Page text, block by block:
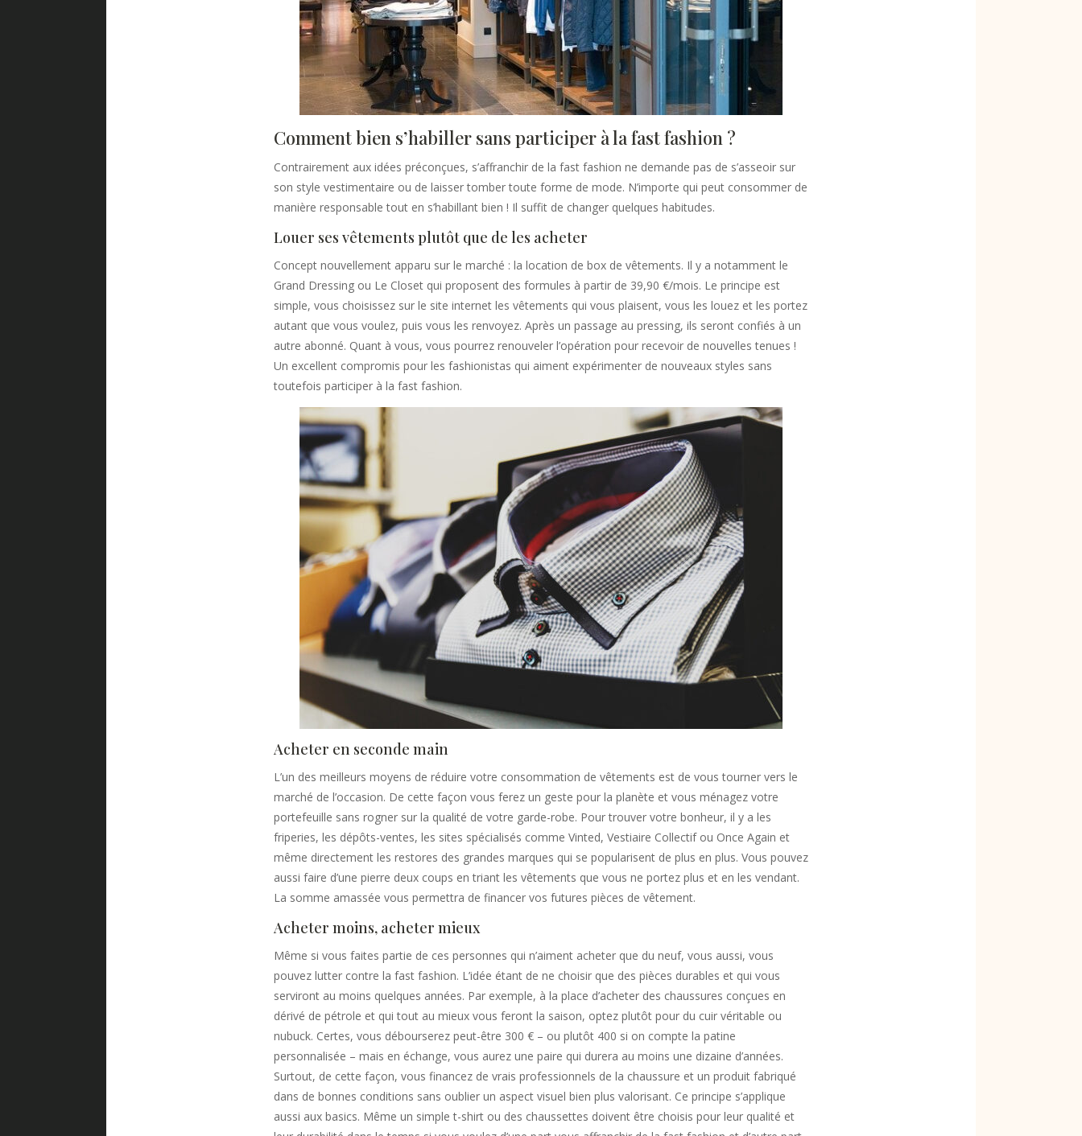
Comment bien s’habiller sans participer à la fast fashion ?
Contrairement aux idées préconçues, s’affranchir de la fast fashion ne demande pas de s’asseoir sur
son style vestimentaire ou de laisser tomber toute forme de mode. N’importe qui peut consommer de
manière responsable tout en s’habillant bien ! Il suffit de changer quelques habitudes.
Louer ses vêtements plutôt que de les acheter
Concept nouvellement apparu sur le marché : la location de box de vêtements. Il y a notamment le
Grand Dressing ou Le Closet qui proposent des formules à partir de 39,90 €/mois. Le principe est
simple, vous choisissez sur le site internet les vêtements qui vous plaisent, vous les louez et les portez
autant que vous voulez, puis vous les renvoyez. Après un passage au pressing, ils seront confiés à un
autre abonné. Quant à vous, vous pourrez renouveler l’opération pour recevoir de nouvelles tenues !
Un excellent compromis pour les fashionistas qui aiment expérimenter de nouveaux styles sans
toutefois participer à la fast fashion.
Acheter en seconde main
L’un des meilleurs moyens de réduire votre consommation de vêtements est de vous tourner vers le
marché de l’occasion. De cette façon vous ferez un geste pour la planète et vous ménagez votre
portefeuille sans rogner sur la qualité de votre garde-robe. Pour trouver votre bonheur, il y a les
friperies, les dépôts-ventes, les sites spécialisés comme Vinted, Vestiaire Collectif ou Once Again et
même directement les restores des grandes marques qui se popularisent de plus en plus. Vous pouvez
aussi faire d’une pierre deux coups en triant les vêtements que vous ne portez plus et en les vendant.
La somme amassée vous permettra de financer vos futures pièces de vêtement.
Acheter moins, acheter mieux
Même si vous faites partie de ces personnes qui n’aiment acheter que du neuf, vous aussi, vous
pouvez lutter contre la fast fashion. L’idée étant de ne choisir que des pièces durables et qui vous
serviront au moins quelques années. Par exemple, à la place d’acheter des chaussures conçues en
dérivé de pétrole et qui tout au mieux vous feront la saison, optez plutôt pour du cuir véritable ou
nubuck. Certes, vous débourserez peut-être 300 € – ou plutôt 400 si on compte la patine
personnalisée – mais en échange, vous aurez une paire qui durera au moins une dizaine d’années.
Surtout, de cette façon, vous financez de vrais professionnels de la chaussure et un produit fabriqué
dans de bonnes conditions sans oublier un aspect visuel bien plus valorisant. Ce principe s’applique
aussi aux basics. Même un simple t-shirt ou des chaussettes doivent être choisis pour leur qualité et